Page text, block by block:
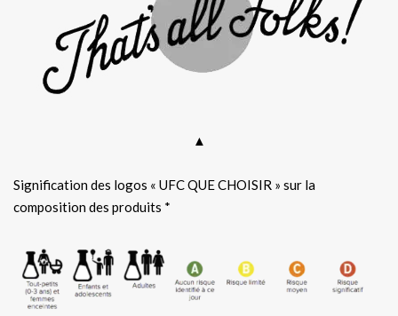
▲
Signification des logos « UFC QUE CHOISIR » sur la
composition des produits *